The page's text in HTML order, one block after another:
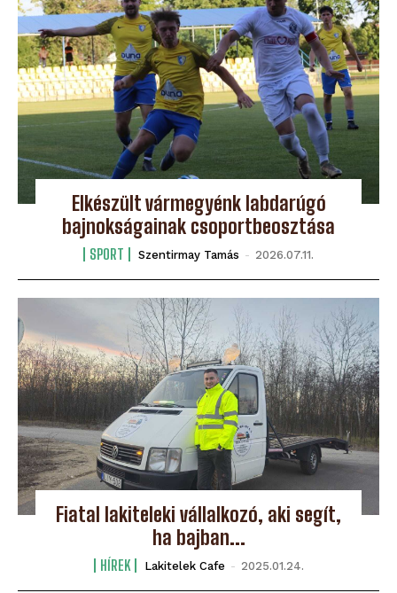
Elkészült vármegyénk labdarúgó
bajnokságainak csoportbeosztása
SPORT Szentirmay Tamás - 2026.07.11.
Fiatal lakiteleki vállalkozó, aki segít,
ha bajban...
HÍREK Lakitelek Cafe - 2025.01.24.